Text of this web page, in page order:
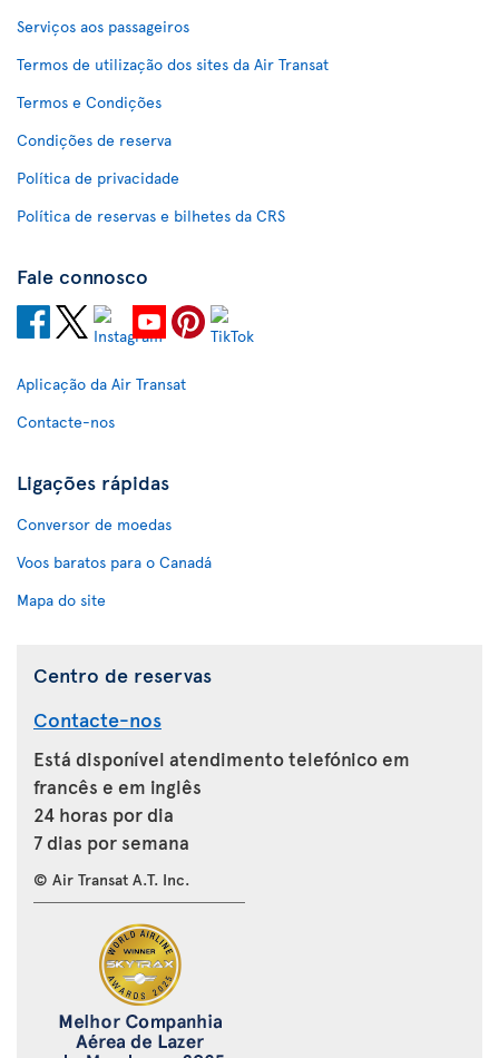
Serviços aos passageiros
Termos de utilização dos sites da Air Transat
Termos e Condições
Condições de reserva
Política de privacidade
Política de reservas e bilhetes da CRS
Fale connosco
Aplicação da Air Transat
Contacte-nos
Ligações rápidas
Conversor de moedas
Voos baratos para o Canadá
Mapa do site
Centro de reservas
Contacte-nos
Está disponível atendimento telefónico em
francês e em inglês
24 horas por dia
7 dias por semana
© Air Transat A.T. Inc.